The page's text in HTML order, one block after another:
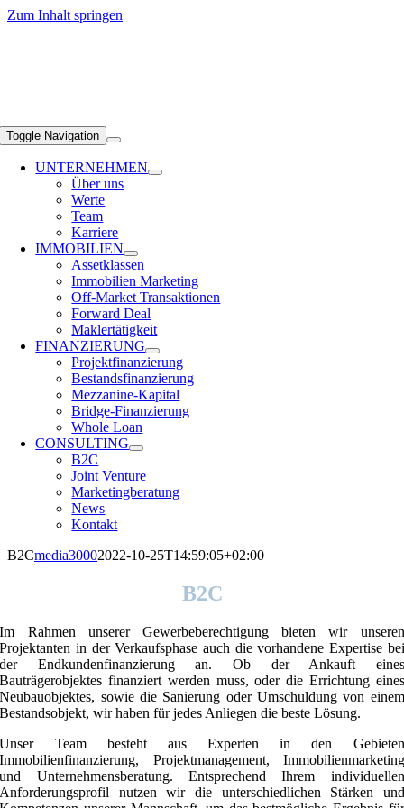
Zum Inhalt springen
Toggle Navigation
UNTERNEHMEN
Über uns
Werte
Team
Karriere
IMMOBILIEN
Assetklassen
Immobilien Marketing
Off-Market Transaktionen
Forward Deal
Maklertätigkeit
FINANZIERUNG
Projektfinanzierung
Bestandsfinanzierung
Mezzanine-Kapital
Bridge-Finanzierung
Whole Loan
CONSULTING
B2C
Joint Venture
Marketingberatung
News
Kontakt
B2Cmedia30002022-10-25T14:59:05+02:00
B2C
Im Rahmen unserer Gewerbeberechtigung bieten wir unseren
Projektanten in der Verkaufsphase auch die vorhandene Expertise bei
der Endkundenfinanzierung an. Ob der Ankauft eines
Bauträgerobjektes finanziert werden muss, oder die Errichtung eines
Neubauobjektes, sowie die Sanierung oder Umschuldung von einem
Bestandsobjekt, wir haben für jedes Anliegen die beste Lösung.
Unser Team besteht aus Experten in den Gebieten
Immobilienfinanzierung, Projektmanagement, Immobilienmarketing
und Unternehmensberatung. Entsprechend Ihrem individuellen
Anforderungsprofil nutzen wir die unterschiedlichen Stärken und